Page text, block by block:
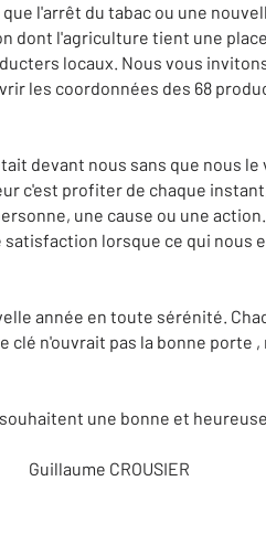
l'arrêt du tabac ou une
dont l'agriculture tient une
locaux. Nous vous
les coordonnées des 68
devant nous sans que nous le
c'est profiter de chaque
une cause ou une
lorsque ce qui nous
année en toute sérénité.
n'ouvrait pas la bonne porte
une bonne et